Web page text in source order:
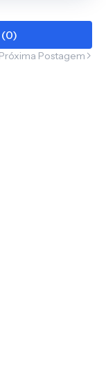
Próxima Postagem